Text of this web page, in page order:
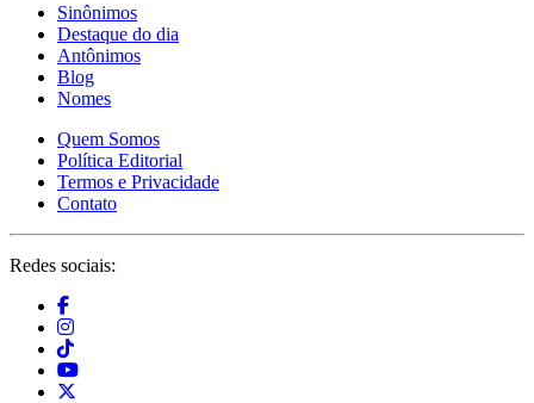
Sinônimos
Destaque do dia
Antônimos
Blog
Nomes
Quem Somos
Política Editorial
Termos e Privacidade
Contato
Redes sociais: